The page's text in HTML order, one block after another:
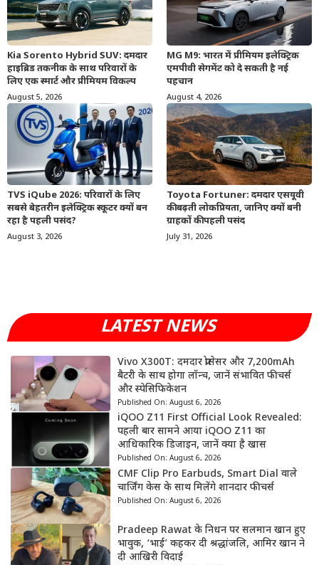
Kia Sorento Hybrid SUV: दमदार
हाइब्रिड तकनीक के साथ परिवारों के
लिए एक स्मार्ट और प्रीमियम विकल्प
August 5, 2026
MG M9: भारत में प्रीमियम इलेक्ट्रिक
एमपीवी सेगमेंट को दे सकती है नई
पहचान
August 4, 2026
TVS iQube 2026: परिवारों के लिए
सबसे बेहतरीन इलेक्ट्रिक स्कूटर क्यों बन
रहा है पहली पसंद?
August 3, 2026
Toyota Fortuner: दमदार एसयूवी
की बढ़ती लोकप्रियता, जानिए क्यों बनी
ग्राहकों की पहली पसंद
July 31, 2026
LATEST NEWS
Vivo X300T: दमदार प्रोसेसर और 7,200mAh
बैटरी के साथ होगा लॉन्च, जानें संभावित फीचर्स
और स्पेसिफिकेशन
Published On: August 6, 2026
iQOO Z11 First Official Look Revealed:
पहली बार सामने आया iQOO Z11 का
आधिकारिक डिजाइन, जानें क्या है खास
Published On: August 6, 2026
CMF Clip Pro Earbuds, Smart Dial वाले
चार्जिंग केस के साथ मिलेंगे शानदार फीचर्स
Published On: August 6, 2026
Pradeep Rawat के निधन पर सलमान खान हुए
भावुक, ‘भाई’ कहकर दी श्रद्धांजलि, आमिर खान ने
दी आखिरी विदाई